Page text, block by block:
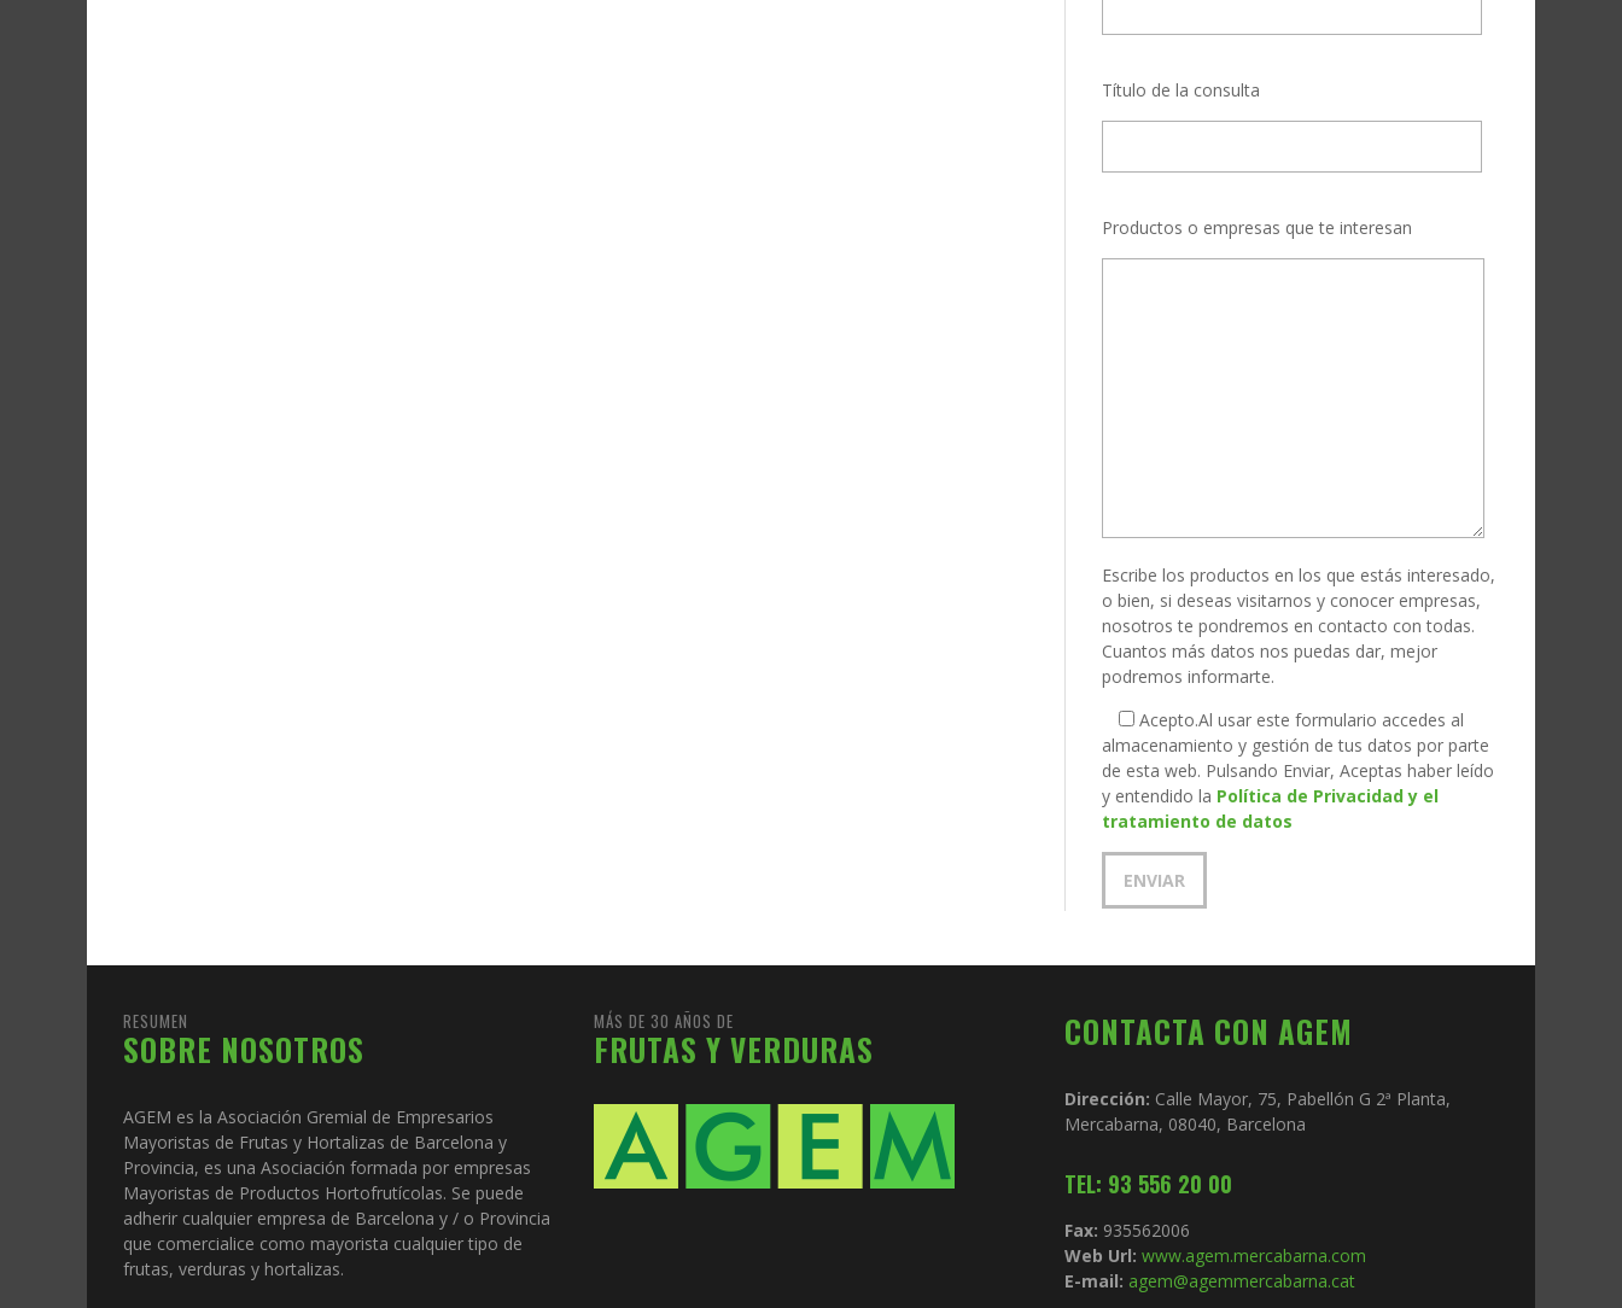
Título de la consulta
Productos o empresas que te interesan
Escribe los productos en los que estás interesado,
o bien, si deseas visitarnos y conocer empresas,
nosotros te pondremos en contacto con todas.
Cuantos más datos nos puedas dar, mejor
podremos informarte.
Acepto.Al usar este formulario accedes al
almacenamiento y gestión de tus datos por parte
de esta web. Pulsando Enviar, Aceptas haber leído
y entendido la Política de Privacidad y el
tratamiento de datos
RESUMEN
SOBRE NOSOTROS
AGEM es la Asociación Gremial de Empresarios
Mayoristas de Frutas y Hortalizas de Barcelona y
Provincia, es una Asociación formada por empresas
Mayoristas de Productos Hortofrutícolas. Se puede
adherir cualquier empresa de Barcelona y / o Provincia
que comercialice como mayorista cualquier tipo de
frutas, verduras y hortalizas.
MÁS DE 30 AÑOS DE
FRUTAS Y VERDURAS CONTACTA CON AGEM
Dirección: Calle Mayor, 75, Pabellón G 2ª Planta,
Mercabarna, 08040, Barcelona
TEL: 93 556 20 00
Fax: 935562006
Web Url: www.agem.mercabarna.com
E-mail: agem@agemmercabarna.cat